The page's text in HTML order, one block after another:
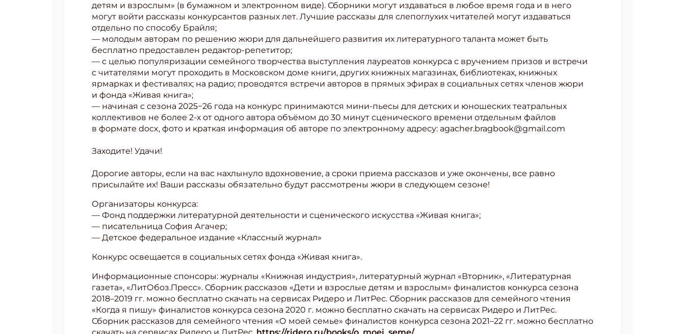
детям и взрослым» (в бумажном и электронном виде). Сборники могут издаваться в любое время года и в него
могут войти рассказы конкурсантов разных лет. Лучшие рассказы для слепоглухих читателей могут издаваться
отдельно по способу Брайля;
— молодым авторам по решению жюри для дальнейшего развития их литературного таланта может быть
бесплатно предоставлен редактор-репетитор;
— с целью популяризации семейного творчества выступления лауреатов конкурса с вручением призов и встречи
с читателями могут проходить в Московском доме книги, других книжных магазинах, библиотеках, книжных
ярмарках и фестивалях; на радио; проводятся встречи авторов в прямых эфирах в социальных сетях членов жюри
и фонда «Живая книга»;
— начиная с сезона 2025−26 года на конкурс принимаются мини-пьесы для детских и юношеских театральных
коллективов не более 2-х от одного автора объёмом до 30 минут сценического времени отдельным файлов
в формате docx, фото и краткая информация об авторе по электронному адресу: agacher.bragbook@gmail.com
‌Заходите! Удачи!
‌Дорогие авторы, если на вас нахлынуло вдохновение, а сроки приема рассказов и уже окончены, все равно
присылайте их! Ваши рассказы обязательно будут рассмотрены жюри в следующем сезоне!
Организаторы конкурса:
— Фонд поддержки литературной деятельности и сценического искусства «Живая книга»;
— писательница София Агачер;
— Детское федеральное издание «Классный журнал»
Конкурс освещается в социальных сетях фонда «Живая книга».
Информационные спонсоры: журналы «Книжная индустрия», литературный журнал «Вторник», «Литературная
газета», «ЛитОбоз.Пресс». Сборник рассказов «Дети и взрослые детям и взрослым» финалистов конкурса сезона
2018–2019 гг. можно бесплатно скачать на сервисах Ридеро и ЛитРес. Сборник рассказов для семейного чтения
«Когда я пишу» финалистов конкурса сезона 2020 г. можно бесплатно скачать на сервисах Ридеро и ЛитРес.
Сборник рассказов для семейного чтения «О моей семье» финалистов конкурса сезона 2021–22 гг. можно бесплатно